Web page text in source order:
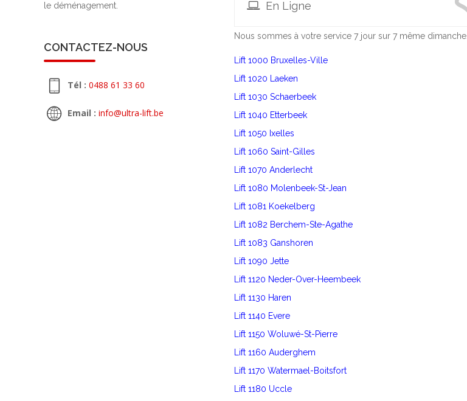
En Ligne
Nous sommes à votre service 7 jour sur 7 même dimanche.
Lift 1000 Bruxelles-Ville
Lift 1020 Laeken
Lift 1030 Schaerbeek
Lift 1040 Etterbeek
Lift 1050 Ixelles
Lift 1060 Saint-Gilles
Lift 1070 Anderlecht
Lift 1080 Molenbeek-St-Jean
Lift 1081 Koekelberg
Lift 1082 Berchem-Ste-Agathe
Lift 1083 Ganshoren
Lift 1090 Jette
Lift 1120 Neder-Over-Heembeek
Lift 1130 Haren
Lift 1140 Evere
Lift 1150 Woluwé-St-Pierre
Lift 1160 Auderghem
Lift 1170 Watermael-Boitsfort
Lift 1180 Uccle
le déménagement.
CONTACTEZ-NOUS
Tél : 0488 61 33 60
Email : info@ultra-lift.be